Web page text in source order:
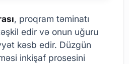
, proqram təminatı
edir və onun uğuru
kəsb edir. Düzgün
inkişaf prosesini